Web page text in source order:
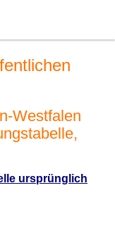
Westfalen
ursprünglich